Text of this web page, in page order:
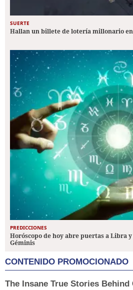
SUERTE
Hallan un billete de lotería millonario
PREDICCIONES
Horóscopo de hoy abre puertas a Libra
Géminis
CONTENIDO PROMOCIONADO
The Insane True Stories